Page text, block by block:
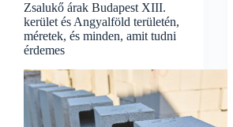
Zsalukő árak Budapest XIII.
kerület és Angyalföld területén,
méretek, és minden, amit tudni
érdemes